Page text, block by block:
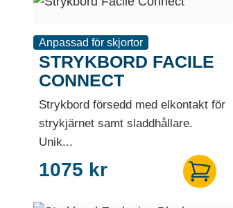
Anpassad för skjortor
STRYKBORD FACILE
CONNECT
Strykbord försedd med elkontakt för
strykjärnet samt sladdhållare.
Unik...
1075 kr